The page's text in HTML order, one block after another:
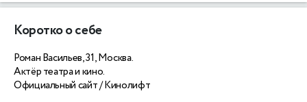
Коротко о себе
Роман Васильев, 31, Москва.
Актёр театра и кино.
Официальный сайт / Кинолифт